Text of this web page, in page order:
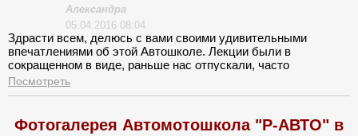
Александра
05.04.2016 08:04
Здрасти всем, делюсь с вами своими удивительными
впечатлениями об этой Автошколе. Лекции были в
сокращенном в виде, раньше нас отпускали, часто
переносились .Проходили в монотонной форме, как будто
преподавателя включили и забыли выключить. Когда у
монотонно отвечает- ВСЕ ОТВЕТЫ НА СВОИ ВОПРОСЫ
ПОЛУЧИТЕ ПОСЛЕ ЛЕКЦИЙ. Так, что вот так проходило
Посмотреть
Фотогалерея Автомотошкола "Р-АВТО" в